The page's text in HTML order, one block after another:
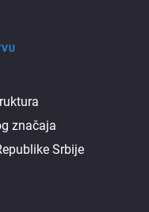
značaja
Srbije